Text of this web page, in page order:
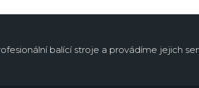
balící stroje a provádíme jejich